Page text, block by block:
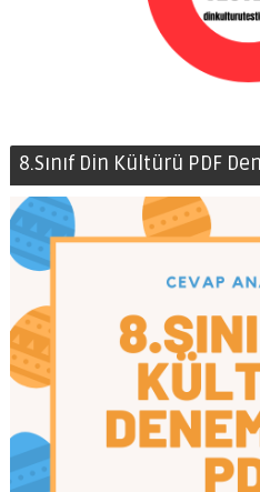
8.Sınıf Din Kültürü PDF